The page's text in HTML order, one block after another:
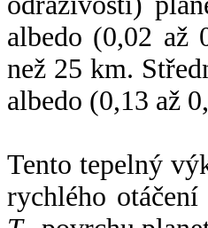
albedo (0,02 až
než 25 km.
albedo (0,13 až
Tento tepelný
rychlého